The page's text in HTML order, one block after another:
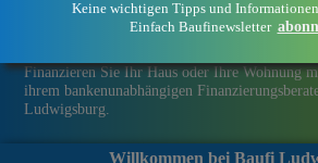
Finanzieren Sie Ihr Haus oder Ihre Wohnung
ihrem bankenunabhängigen
Ludwigsburg.
Willkommen bei Baufi
Keine wichtigen Tipps und Informationen
Einfach Baufinewsletter